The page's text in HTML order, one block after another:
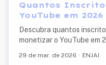
Quantos
YouTube em 2026
Descubra quantos
monetizar o YouTube em
29 de mar. de 2026 · ENJAI